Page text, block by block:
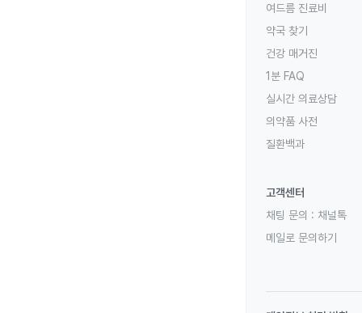
여드름 진료비
약국 찾기
건강 매거진
1분 FAQ
실시간 의료상담
의약품 사전
질환백과
고객센터
채팅 문의 : 채널톡
메일로 문의하기